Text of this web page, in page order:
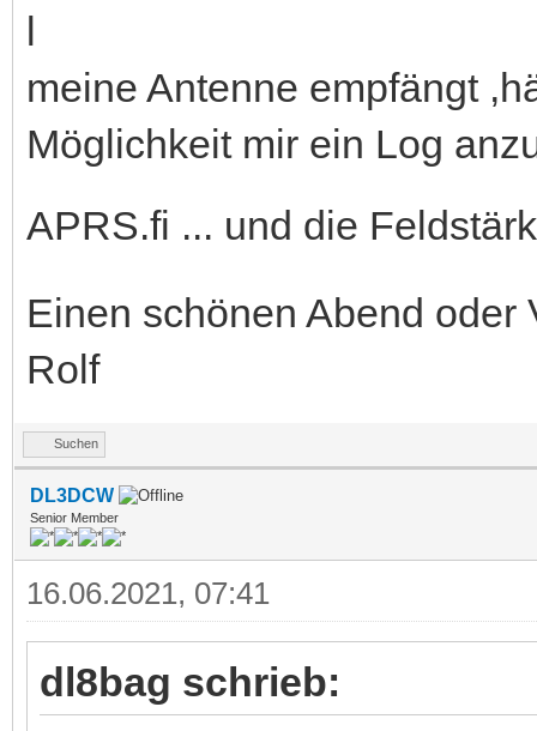
meine Antenne empfängt
Möglichkeit mir ein Log
APRS.fi ... und die
Einen schönen Abend oder
Rolf
Suchen
DL3DCW
Senior Member
16.06.2021, 07:41
dl8bag schrieb: